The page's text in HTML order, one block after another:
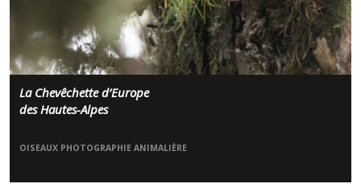
La Chevêchette d’Europe
des Hautes-Alpes
OISEAUX PHOTOGRAPHIE ANIMALIÈRE